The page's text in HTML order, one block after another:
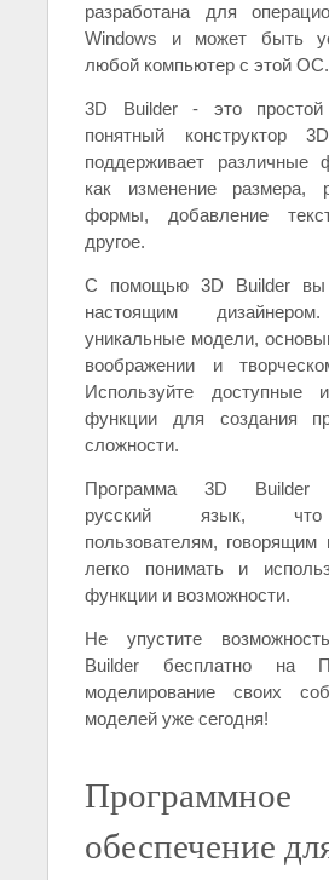
разработана для
Windows и может быть
любой компьютер с этой ОС.
3D Builder - это простой
понятный конструктор
поддерживает различные
как изменение размера,
формы, добавление
другое.
С помощью 3D Builder вы
настоящим
уникальные модели,
воображении и
Используйте доступные
функции для создания
сложности.
Программа 3D Builder
русский язык, что
пользователям, говорящим
легко понимать и
функции и возможности.
Не упустите
Builder бесплатно на
моделирование своих
моделей уже сегодня!
Программное
обеспечение